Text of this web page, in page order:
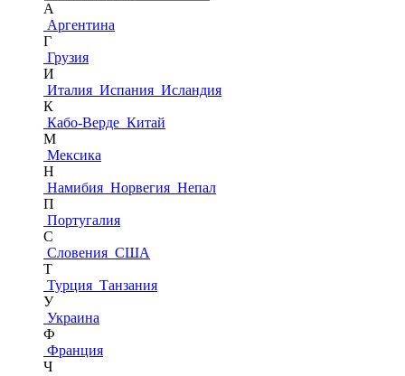
А
Аргентина
Г
Грузия
И
Италия Испания Исландия
К
Кабо-Верде Китай
М
Мексика
Н
Намибия Норвегия Непал
П
Португалия
С
Словения США
Т
Турция Танзания
У
Украина
Ф
Франция
Ч